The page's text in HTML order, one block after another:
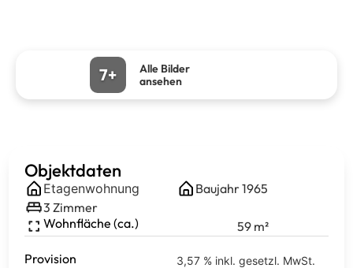
7+
Alle Bilder
ansehen
Objektdaten
Etagenwohnung Baujahr1965
3 Zimmer
Wohnfläche (ca.)
59 m²
Provision 3,57 % inkl. gesetzl. MwSt.